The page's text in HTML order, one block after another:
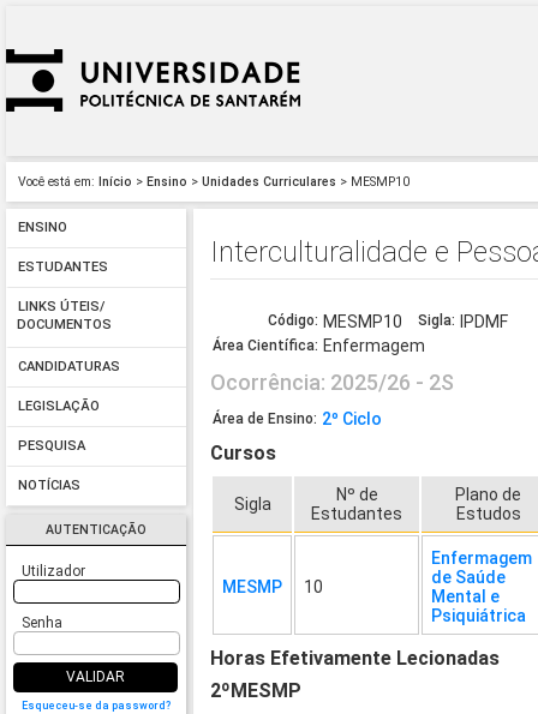
Você está em: Início > Ensino > Unidades Curriculares > MESMP10
ENSINO
ESTUDANTES
LINKS ÚTEIS/
DOCUMENTOS
CANDIDATURAS
LEGISLAÇÃO
PESQUISA
NOTÍCIAS
AUTENTICAÇÃO
Utilizador
Senha
VALIDAR
Esqueceu-se da password?
Interculturalidade e
Código: MESMP10 Sigla: IPDMF
Área Científica: Enfermagem
Ocorrência: 2025/26 - 2S
Área de Ensino: 2º Ciclo
Cursos
Sigla
Nº de
Estudantes
Plano de
Estudos
MESMP 10
Enfermagem
de Saúde
Mental e
Psiquiátrica
Horas Efetivamente Lecionadas
2ºMESMP